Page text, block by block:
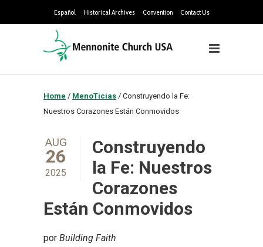
Español Historical Archives Convention Contact Us
Home / MenoTicias / Construyendo la Fe:
Nuestros Corazones Están Conmovidos
AUG
26
2025
Construyendo
la Fe: Nuestros
Corazones
Están Conmovidos
por Building Faith